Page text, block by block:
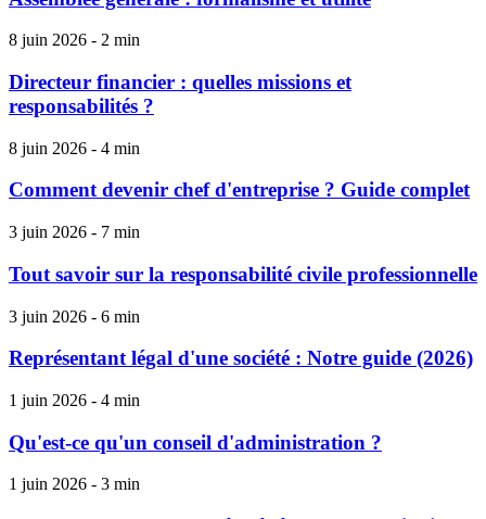
8 juin 2026 - 2 min
Directeur financier : quelles missions et
responsabilités ?
8 juin 2026 - 4 min
Comment devenir chef d'entreprise ? Guide complet
3 juin 2026 - 7 min
Tout savoir sur la responsabilité civile professionnelle
3 juin 2026 - 6 min
Représentant légal d'une société : Notre guide (2026)
1 juin 2026 - 4 min
Qu'est-ce qu'un conseil d'administration ?
1 juin 2026 - 3 min